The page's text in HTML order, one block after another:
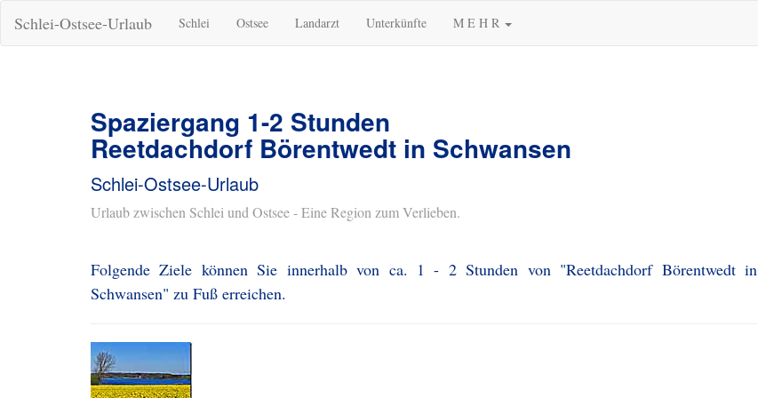
Schlei-Ostsee-Urlaub Schlei Ostsee Landarzt Unterkünfte M E H R
Spaziergang 1-2 Stunden
Reetdachdorf Börentwedt in Schwansen
Schlei-Ostsee-Urlaub
Urlaub zwischen Schlei und Ostsee - Eine Region zum Verlieben.
Folgende Ziele können Sie innerhalb von ca. 1 - 2 Stunden von "Reetdachdorf Börentwedt in
Schwansen" zu Fuß erreichen.